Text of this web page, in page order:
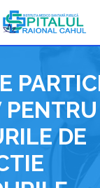
DE